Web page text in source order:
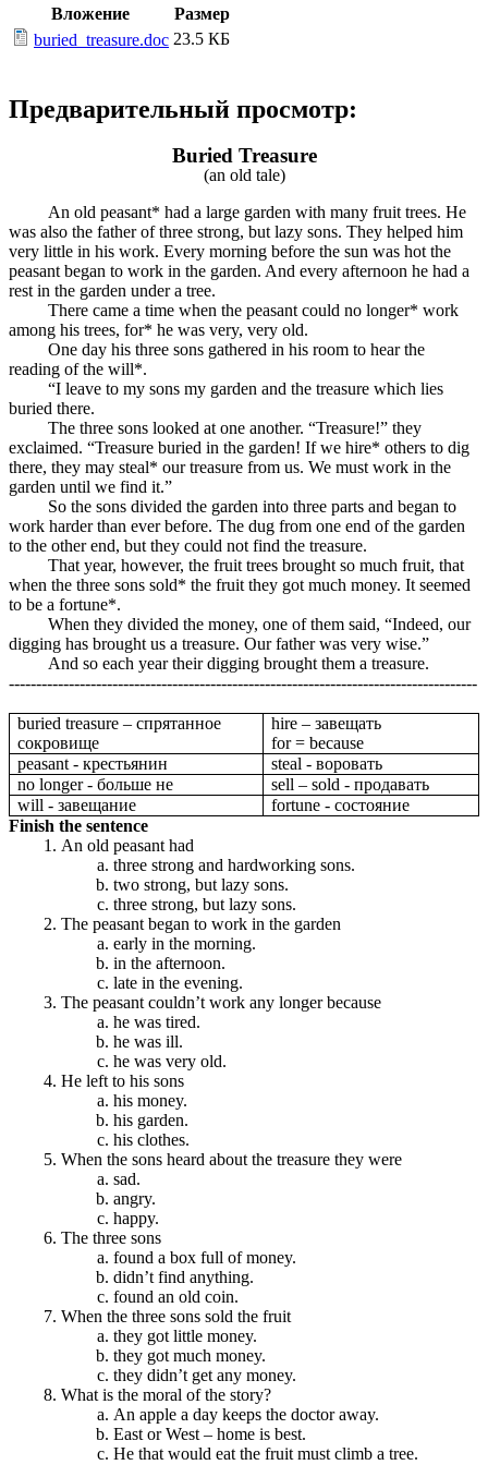
Вложение
Размер
buried_treasure.doc 23.5 КБ
Предварительный просмотр:
Buried Treasure
(an old tale)
An old peasant* had a large garden with many fruit trees. He
was also the father of three strong, but lazy sons. They helped him
very little in his work. Every morning before the sun was hot the
peasant began to work in the garden. And every afternoon he had a
rest in the garden under a tree.
There came a time when the peasant could no longer* work
among his trees, for* he was very, very old.
One day his three sons gathered in his room to hear the
reading of the will*.
“I leave to my sons my garden and the treasure which lies
buried there.
The three sons looked at one another. “Treasure!” they
exclaimed. “Treasure buried in the garden! If we hire* others to dig
there, they may steal* our treasure from us. We must work in the
garden until we find it.”
So the sons divided the garden into three parts and began to
work harder than ever before. The dug from one end of the garden
to the other end, but they could not find the treasure.
That year, however, the fruit trees brought so much fruit, that
when the three sons sold* the fruit they got much money. It seemed
to be a fortune*.
When they divided the money, one of them said, “Indeed, our
digging has brought us a treasure. Our father was very wise.”
And so each year their digging brought them a treasure.
--------------------------------------------------------------------------------------
buried treasure – спрятанное
сокровище
hire – завещать
for = because
peasant - крестьянин
steal - воровать
no longer - больше не
sell – sold - продавать
will - завещание
fortune - состояние
Finish the sentence
An old peasant had
three strong and hardworking sons.
two strong, but lazy sons.
three strong, but lazy sons.
The peasant began to work in the garden
early in the morning.
in the afternoon.
late in the evening.
The peasant couldn’t work any longer because
he was tired.
he was ill.
he was very old.
He left to his sons
his money.
his garden.
his clothes.
When the sons heard about the treasure they were
sad.
angry.
happy.
The three sons
found a box full of money.
didn’t find anything.
found an old coin.
When the three sons sold the fruit
they got little money.
they got much money.
they didn’t get any money.
What is the moral of the story?
An apple a day keeps the doctor away.
East or West – home is best.
He that would eat the fruit must climb a tree.